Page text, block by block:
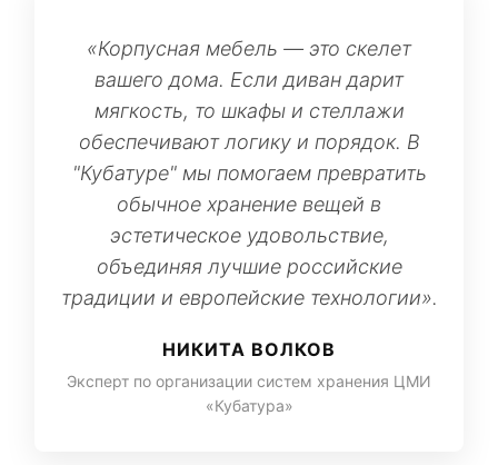
«Корпусная мебель — это скелет
вашего дома. Если диван дарит
мягкость, то шкафы и стеллажи
обеспечивают логику и порядок. В
"Кубатуре" мы помогаем превратить
обычное хранение вещей в
эстетическое удовольствие,
объединяя лучшие российские
традиции и европейские технологии».
НИКИТА ВОЛКОВ
Эксперт по организации систем хранения ЦМИ
«Кубатура»